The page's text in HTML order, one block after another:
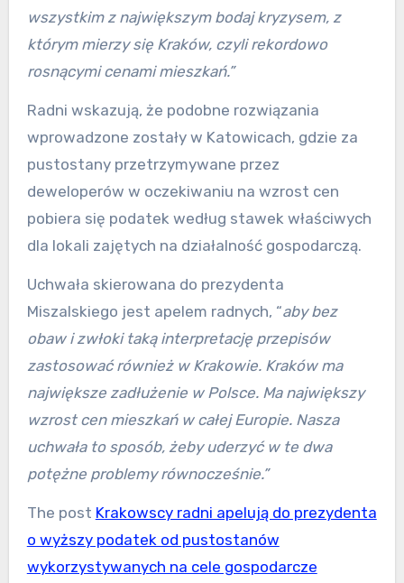
wszystkim z największym bodaj kryzysem, z
którym mierzy się Kraków, czyli rekordowo
rosnącymi cenami mieszkań.”
Radni wskazują, że podobne rozwiązania
wprowadzone zostały w Katowicach, gdzie za
pustostany przetrzymywane przez
deweloperów w oczekiwaniu na wzrost cen
pobiera się podatek według stawek właściwych
dla lokali zajętych na działalność gospodarczą.
Uchwała skierowana do prezydenta
Miszalskiego jest apelem radnych, “aby bez
obaw i zwłoki taką interpretację przepisów
zastosować również w Krakowie. Kraków ma
największe zadłużenie w Polsce. Ma największy
wzrost cen mieszkań w całej Europie. Nasza
uchwała to sposób, żeby uderzyć w te dwa
potężne problemy równocześnie.”
The post Krakowscy radni apelują do prezydenta
o wyższy podatek od pustostanów
wykorzystywanych na cele gospodarcze